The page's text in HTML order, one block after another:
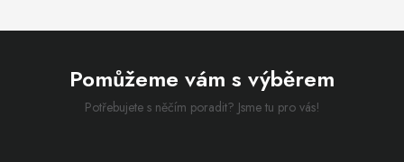
Pomůžeme vám s výběrem
Potřebujete s něčím poradit? Jsme tu pro vás!